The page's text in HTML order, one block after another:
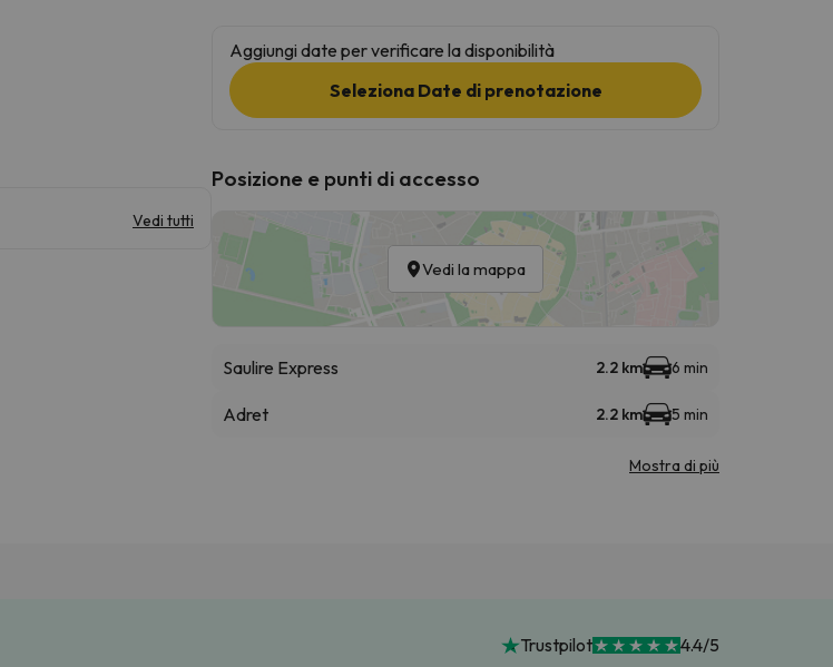
Vedi tutti
Aggiungi date per verificare la disponibilità
Seleziona Date di prenotazione
Posizione e punti di accesso
Vedi la mappa
Saulire Express 2.2 km 6 min
Adret 2.2 km 5 min
Mostra di più
Trustpilot 4.4/5